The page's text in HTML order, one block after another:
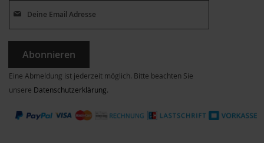
Abonnieren
Eine Abmeldung ist jederzeit möglich. Bitte beachten Sie
unsere Datenschutzerklärung.